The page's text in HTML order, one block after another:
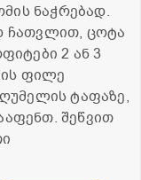
ნაჭრებად.
ჩათვლით, ცოტა
2 ან 3
ფილე
ტაფაზე,
შეწვით